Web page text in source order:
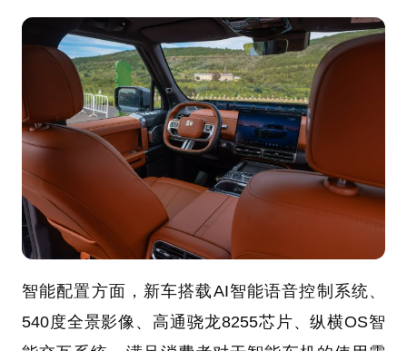
智能配置方面，新车搭载AI智能语音控制系统、
540度全景影像、高通骁龙8255芯片、纵横OS智